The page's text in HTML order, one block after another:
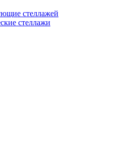
стеллажей
стеллажи